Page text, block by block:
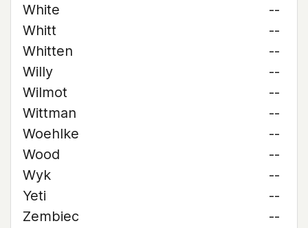
White
--
Whitt
--
Whitten
--
Willy
--
Wilmot
--
Wittman
--
Woehlke
--
Wood
--
Wyk
--
Yeti
--
Zembiec
--